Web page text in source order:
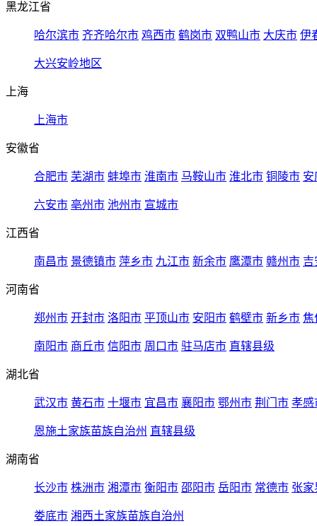
黑龙江省
哈尔滨市 齐齐哈尔市 鸡西市 鹤岗市 双鸭山市 大庆市 伊
大兴安岭地区
上海
上海市
安徽省
合肥市 芜湖市 蚌埠市 淮南市 马鞍山市 淮北市 铜陵市 安
六安市 亳州市 池州市 宣城市
江西省
南昌市 景德镇市 萍乡市 九江市 新余市 鹰潭市 赣州市 吉
河南省
郑州市 开封市 洛阳市 平顶山市 安阳市 鹤壁市 新乡市 焦
南阳市 商丘市 信阳市 周口市 驻马店市 直辖县级
湖北省
武汉市 黄石市 十堰市 宜昌市 襄阳市 鄂州市 荆门市 孝感
恩施土家族苗族自治州 直辖县级
湖南省
长沙市 株洲市 湘潭市 衡阳市 邵阳市 岳阳市 常德市 张家
娄底市 湘西土家族苗族自治州